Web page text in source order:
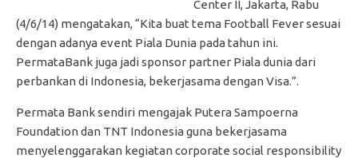
Center II, Jakarta, Rabu
(4/6/14) mengatakan, “Kita buat tema Football Fever sesuai
dengan adanya event Piala Dunia pada tahun ini.
PermataBank juga jadi sponsor partner Piala dunia dari
perbankan di Indonesia, bekerjasama dengan Visa.”.
Permata Bank sendiri mengajak Putera Sampoerna
Foundation dan TNT Indonesia guna bekerjasama
menyelenggarakan kegiatan corporate social responsibility